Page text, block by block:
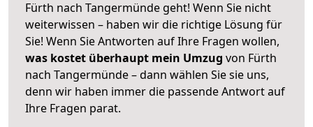
Fürth nach Tangermünde geht! Wenn Sie nicht
weiterwissen – haben wir die richtige Lösung für
Sie! Wenn Sie Antworten auf Ihre Fragen wollen,
was kostet überhaupt mein Umzug von Fürth
nach Tangermünde – dann wählen Sie sie uns,
denn wir haben immer die passende Antwort auf
Ihre Fragen parat.